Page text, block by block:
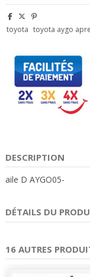
toyota toyota aygo
DESCRIPTION
aile D AYGO05-
DÉTAILS DU
16 AUTRES